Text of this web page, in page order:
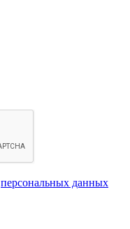
персональных данных